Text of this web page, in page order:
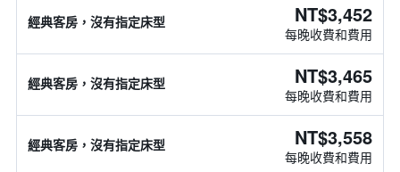
經典客房，沒有指定床型 NT$3,452
每晚收費和費用
經典客房，沒有指定床型 NT$3,465
每晚收費和費用
經典客房，沒有指定床型 NT$3,558
每晚收費和費用